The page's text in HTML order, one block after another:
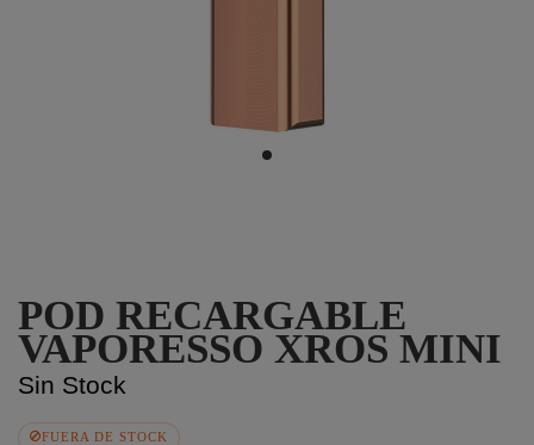
POD RECARGABLE
VAPORESSO XROS MINI
Sin Stock
FUERA DE STOCK